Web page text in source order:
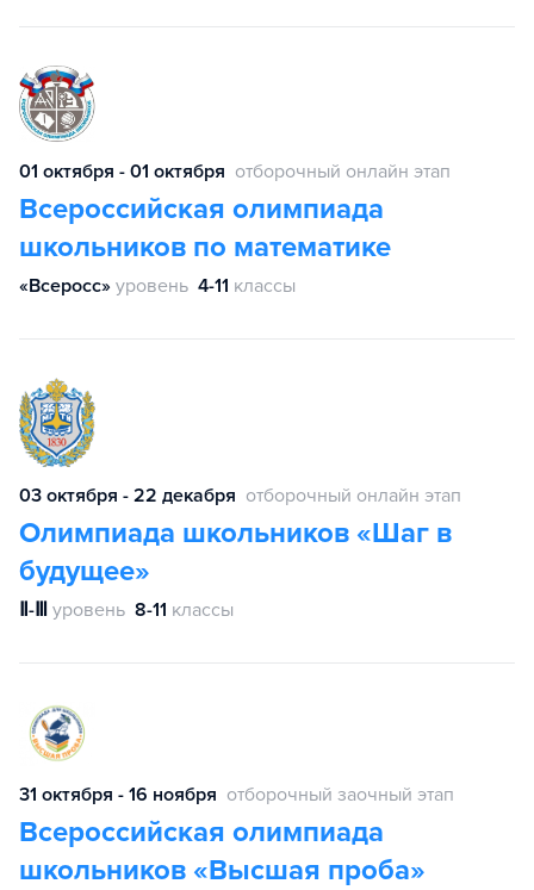
01 октября - 01 октября отборочный онлайн этап
Всероссийская олимпиада
школьников по математике
«Всеросс» уровень 4-11 классы
03 октября - 22 декабря отборочный онлайн этап
Олимпиада школьников «Шаг в
будущее»
Ⅱ-Ⅲ уровень 8-11 классы
31 октября - 16 ноября отборочный заочный этап
Всероссийская олимпиада
школьников «Высшая проба»